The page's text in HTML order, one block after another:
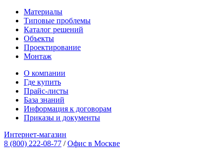
Материалы
Типовые проблемы
Каталог решений
Объекты
Проектирование
Монтаж
О компании
Где купить
Прайс-листы
База знаний
Информация к договорам
Приказы и документы
Интернет-магазин
8 (800) 222-08-77 / Офис в Москве